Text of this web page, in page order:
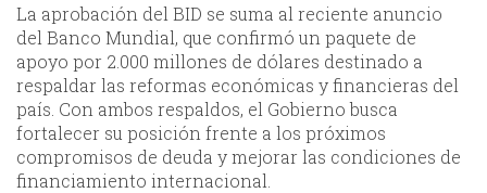
La aprobación del BID se suma al reciente anuncio
del Banco Mundial, que confirmó un paquete de
apoyo por 2.000 millones de dólares destinado a
respaldar las reformas económicas y financieras del
país. Con ambos respaldos, el Gobierno busca
fortalecer su posición frente a los próximos
compromisos de deuda y mejorar las condiciones de
financiamiento internacional.